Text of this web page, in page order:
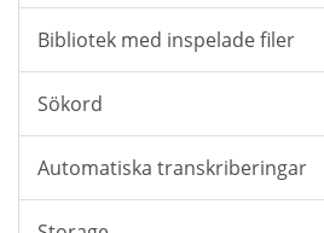
Bibliotek med inspelade filer
Sökord
Automatiska transkriberingar